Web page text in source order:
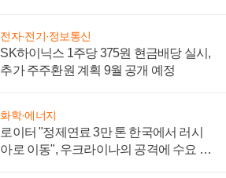
전자·전기·정보통신
SK하이닉스 1주당 375원 현금배당 실시,
추가 주주환원 계획 9월 공개 예정
화학·에너지
로이터 "정제연료 3만 톤 한국에서 러시
아로 이동", 우크라이나의 공격에 수요 늘